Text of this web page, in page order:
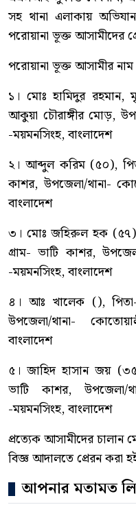
সহ থানা এলাকায়
পরোয়ানা ভূক্ত আসামীদের
পরোয়ানা ভূক্ত আসামীর
১। মোঃ হামিদুর রহমান,
আকুয়া চৌরাঙ্গীর মোড়,
-ময়মনসিংহ, বাংলাদেশ
২। আব্দুল করিম (৫০),
কাশর, উপজেলা/থানা-
বাংলাদেশ
৩। মোঃ জহিরুল হক (৫৭),
গ্রাম- ভাটি কাশর,
-ময়মনসিংহ, বাংলাদেশ
৪। আঃ খালেক (), পিতা-
উপজেলা/থানা-
বাংলাদেশ
৫। জাহিদ হাসান জয়
ভাটি কাশর, উপজেলা/
-ময়মনসিংহ, বাংলাদেশ
প্রত্যেক আসামীদের চালান
বিজ্ঞ আদালতে প্রেরন করা
আপনার মতামত